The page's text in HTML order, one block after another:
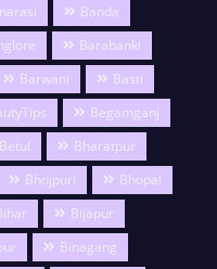
Banda
Barabanki
Barwani
Basti
Begamganj
Betul
Bharatpur
Bhojpuri
Bhopal
Bijapur
Binagang